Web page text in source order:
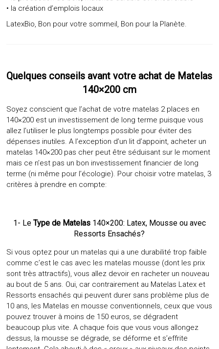
• la création d’emplois locaux
LatexBio, Bon pour votre sommeil, Bon pour la Planète.
Quelques conseils avant votre achat de Matelas
140×200 cm
Soyez conscient que l’achat de votre matelas 2 places en
140×200 est un investissement de long terme puisque vous
allez l’utiliser le plus longtemps possible pour éviter des
dépenses inutiles. A l’exception d’un lit d’appoint, acheter un
matelas 140×200 pas cher peut être séduisant sur le moment
mais ce n’est pas un bon investissement financier de long
terme (ni même pour l’écologie). Pour choisir votre matelas, 3
critères à prendre en compte:
1- Le Type de Matelas140×200: Latex, Mousse ou avec
Ressorts Ensachés?
Si vous optez pour un matelas qui a une durabilité trop faible
comme c’est le cas avec les matelas mousse (dont les prix
sont très attractifs), vous allez devoir en racheter un nouveau
au bout de 5 ans. Oui, car contrairement au Matelas Latex et
Ressorts ensachés qui peuvent durer sans problème plus de
10 ans, les Matelas en mousse conventionnels, ceux que vous
pouvez trouver à moins de 150 euros, se dégradent
beaucoup plus vite. A chaque fois que vous vous allongez
dessus, la mousse se dégrade, se déforme et s’effrite